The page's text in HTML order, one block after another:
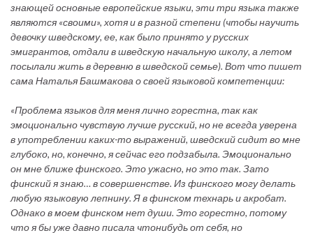
знающей основные европейские языки, эти три языка также
являются «своими», хотя и в разной степени (чтобы научить
девочку шведскому, ее, как было принято у русских
эмигрантов, отдали в шведскую начальную школу, а летом
посылали жить в деревню в шведской семье). Вот что пишет
сама Наталья Башмакова о своей языковой компетенции:
«Проблема языков для меня лично горестна, так как
эмоционально чувствую лучше русский, но не всегда уверена
в употреблении каких-то выражений, шведский сидит во мне
глубоко, но, конечно, я сейчас его подзабыла. Эмоционально
он мне ближе финского. Это ужасно, но это так. Зато
финский я знаю… в совершенстве. Из финского могу делать
любую языковую лепнину. Я в финском технарь и акробат.
Однако в моем финском нет души. Это горестно, потому
что я бы уже давно писала чтонибудь от себя, но